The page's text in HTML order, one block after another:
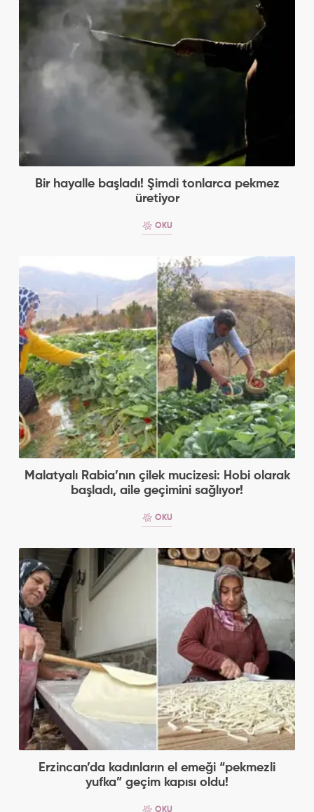
Bir hayalle başladı! Şimdi tonlarca pekmez
üretiyor
OKU
Malatyalı Rabia’nın çilek mucizesi: Hobi olarak
başladı, aile geçimini sağlıyor!
OKU
Erzincan’da kadınların el emeği “pekmezli
yufka” geçim kapısı oldu!
OKU